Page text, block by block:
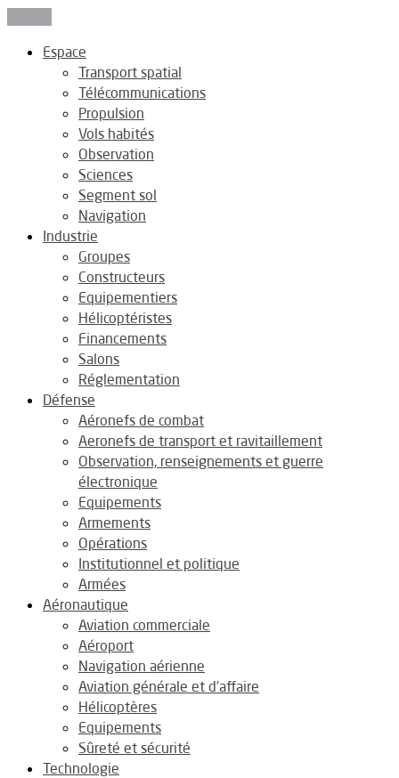
Espace
Transport spatial
Télécommunications
Propulsion
Vols habités
Observation
Sciences
Segment sol
Navigation
Industrie
Groupes
Constructeurs
Equipementiers
Hélicoptéristes
Financements
Salons
Réglementation
Défense
Aéronefs de combat
Aeronefs de transport et ravitaillement
Observation, renseignements et guerre
électronique
Equipements
Armements
Opérations
Institutionnel et politique
Armées
Aéronautique
Aviation commerciale
Aéroport
Navigation aérienne
Aviation générale et d’affaire
Hélicoptères
Equipements
Sûreté et sécurité
Technologie